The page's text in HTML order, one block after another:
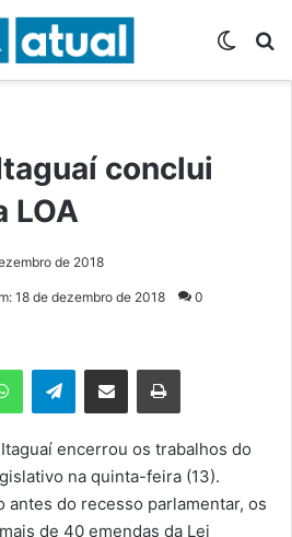
conclui
LOA
de 2018
18 de dezembro de 2018 0
Telegram
encerrou os trabalhos do
na quinta-feira (13).
antes do recesso parlamentar, os
de 40 emendas da Lei